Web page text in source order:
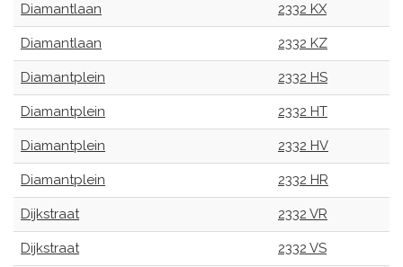
Diamantlaan 2332 KX
Diamantlaan 2332 KZ
Diamantplein 2332 HS
Diamantplein 2332 HT
Diamantplein 2332 HV
Diamantplein 2332 HR
Dijkstraat 2332 VR
Dijkstraat 2332 VS